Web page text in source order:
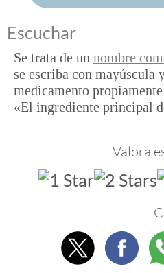
Escuchar
Se trata de un nombre
se escriba con
medicamento
«El ingrediente principal
Valora
Twitter